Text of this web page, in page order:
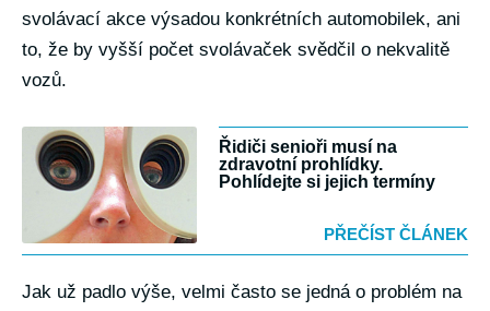
svolávací akce výsadou konkrétních automobilek, ani
to, že by vyšší počet svolávaček svědčil o nekvalitě
vozů.
Řidiči senioři musí na
zdravotní prohlídky.
Pohlídejte si jejich termíny
PŘEČÍST ČLÁNEK
Jak už padlo výše, velmi často se jedná o problém na